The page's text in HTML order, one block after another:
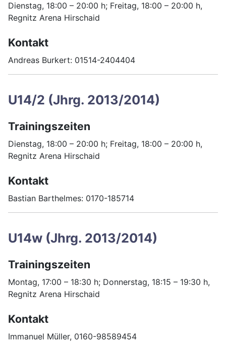
Dienstag, 18:00 – 20:00 h; Freitag, 18:00 – 20:00 h,
Regnitz Arena Hirschaid
Kontakt
Andreas Burkert: 01514-2404404
U14/2 (Jhrg. 2013/2014)
Trainingszeiten
Dienstag, 18:00 – 20:00 h; Freitag, 18:00 – 20:00 h,
Regnitz Arena Hirschaid
Kontakt
Bastian Barthelmes: 0170-185714
U14w (Jhrg. 2013/2014)
Trainingszeiten
Montag, 17:00 – 18:30 h; Donnerstag, 18:15 – 19:30 h,
Regnitz Arena Hirschaid
Kontakt
Immanuel Müller, 0160-98589454